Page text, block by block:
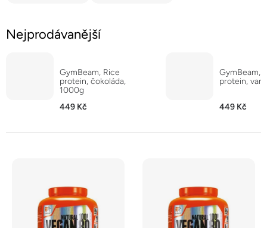
Nejprodávanější
GymBeam, Rice
protein, čokoláda,
1000g
449 Kč
GymBeam,
protein,
449 Kč